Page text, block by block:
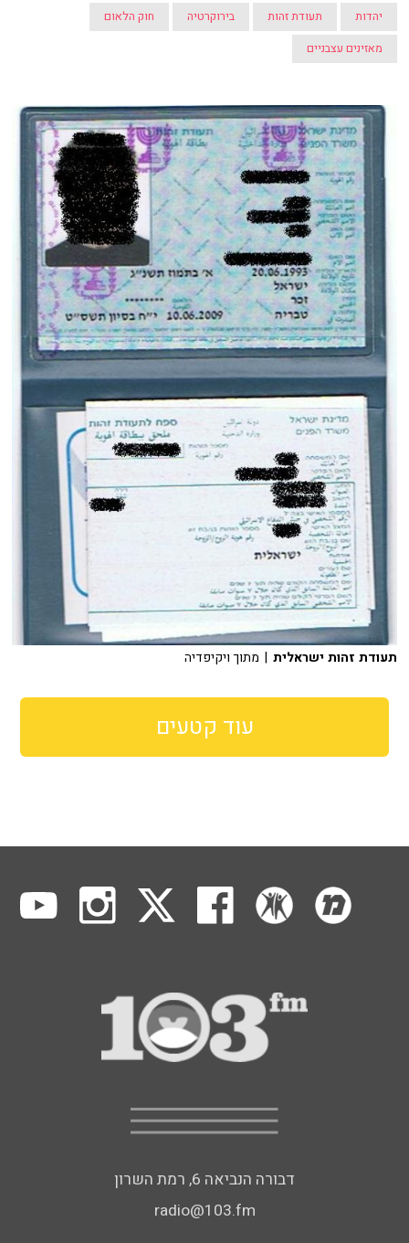
יהדות תעודת זהות בירוקרטיה
חוק הלאום
מאזינים עצבניים
תעודת זהות ישראלית | מתוך ויקיפדיה
עוד קטעים
דבורה הנביאה 6, רמת השרון
radio@103.fm